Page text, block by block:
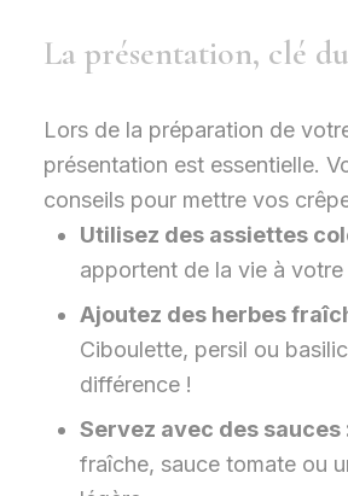
La présentation, clé
Lors de la préparation de
présentation est essentielle.
conseils pour mettre vos
Utilisez des assiettes
apportent de la vie à votre
Ajoutez des herbes
Ciboulette, persil ou
différence !
Servez avec des sauces
fraîche, sauce tomate ou